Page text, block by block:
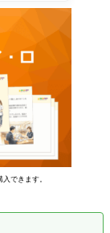
入できます。